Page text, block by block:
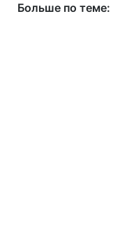
Больше по теме: